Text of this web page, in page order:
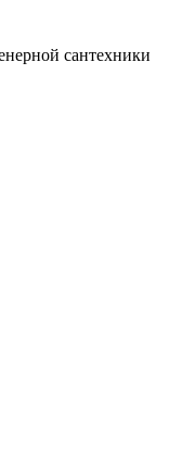
сантехники